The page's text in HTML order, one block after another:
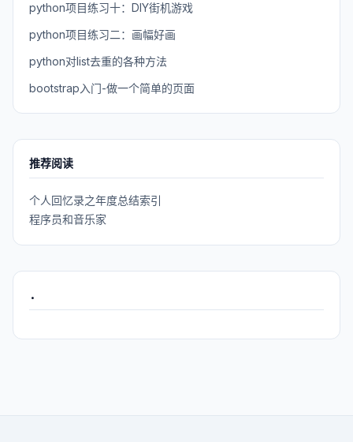
python项目练习十：DIY街机游戏
python项目练习二：画幅好画
python对list去重的各种方法
bootstrap入门-做一个简单的页面
推荐阅读
个人回忆录之年度总结索引
程序员和音乐家
.